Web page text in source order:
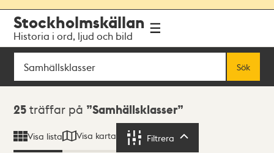
navigationen
huvudinnehållet
Stockholmskällan
Historia i ord, ljud och bild
Sök
Sök
Sökresultat
25 träffar på Samhällsklasser
Visa lista Visa karta Filtrera